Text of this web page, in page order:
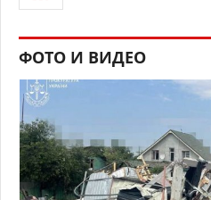
ФОТО И ВИДЕО